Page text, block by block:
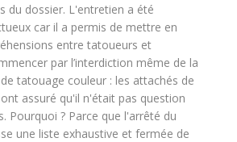
du dossier. L'entretien a été
car il a permis de mettre en
entre tatoueurs et
par l’interdiction même de la
tatouage couleur : les attachés de
assuré qu'il n'était pas question
Pourquoi ? Parce que l'arrêté du
une liste exhaustive et fermée de